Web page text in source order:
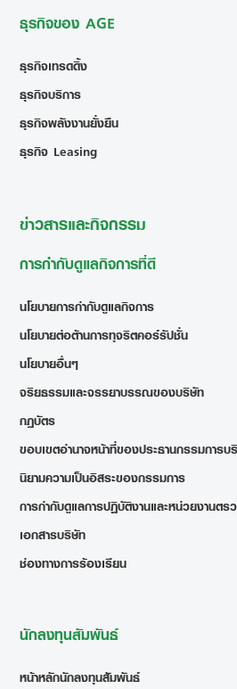
ธุรกิจของ AGE
ธุรกิจเทรดดิ้ง
ธุรกิจบริการ
ธุรกิจพลังงานยั่งยืน
ธุรกิจ Leasing
ข่าวสารและกิจกรรม
การกำกับดูแลกิจการที่ดี
นโยบายการกำกับดูแลกิจการ
นโยบายต่อต้านการทุจริตคอร์รัปชั่น
นโยบายอื่นๆ
จริยธรรมและจรรยาบรรณของบริษัท
กฎบัตร
ขอบเขตอำนาจหน้าที่ของประธานกรรมการบ
นิยามความเป็นอิสระของกรรมการ
การกำกับดูแลการปฏิบัติงานและหน่วยงานตร
เอกสารบริษัท
ช่องทางการร้องเรียน
นักลงทุนสัมพันธ์
หน้าหลักนักลงทุนสัมพันธ์